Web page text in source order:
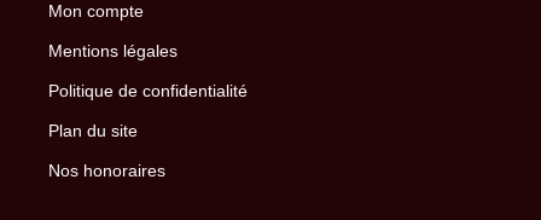
Mon compte
Mentions légales
Politique de confidentialité
Plan du site
Nos honoraires